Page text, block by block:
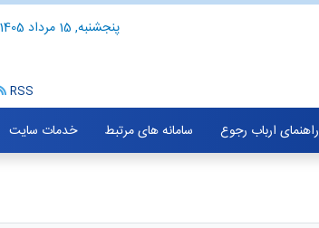
پنجشنبه, 15 مرداد 1405
RSS
راهنمای ارباب رجوع سامانه های مرتبط خدمات سایت